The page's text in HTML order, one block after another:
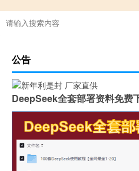
公告
DeepSeek全套部署资料免费